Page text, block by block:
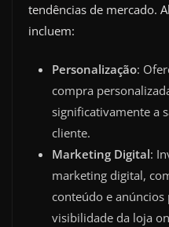
tendências de mercado.
incluem:
Personalização:
compra
significativamente a
cliente.
Marketing Digital:
marketing digital,
conteúdo e anúncios
visibilidade da loja